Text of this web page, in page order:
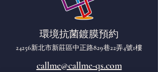
環境抗菌鍍膜預約
24256新北市新莊區中正路829巷22弄4號1樓
callme@callme-qs.com